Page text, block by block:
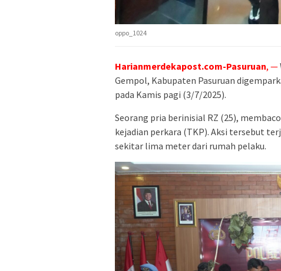
oppo_1024
Harianmerdekapost.com-Pasuruan, —
Gempol, Kabupaten Pasuruan
pada Kamis pagi (3/7/2025).
Seorang pria berinisial RZ (25),
kejadian perkara (TKP). Aksi tersebut
sekitar lima meter dari rumah pelaku.